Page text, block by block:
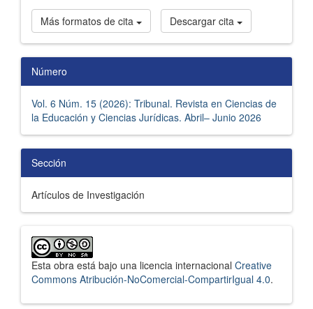
Más formatos de cita Descargar cita
Número
Vol. 6 Núm. 15 (2026): Tribunal. Revista en Ciencias de
la Educación y Ciencias Jurídicas. Abril– Junio 2026
Sección
Artículos de Investigación
Esta obra está bajo una licencia internacional Creative
Commons Atribución-NoComercial-CompartirIgual 4.0.